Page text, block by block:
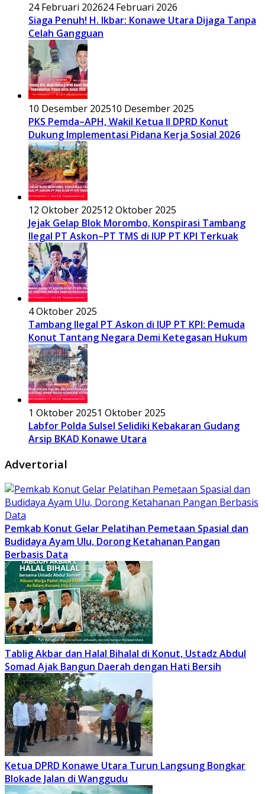
24 Februari 202624 Februari 2026
Siaga Penuh! H. Ikbar: Konawe Utara Dijaga Tanpa
Celah Gangguan
10 Desember 202510 Desember 2025
PKS Pemda–APH, Wakil Ketua II DPRD Konut
Dukung Implementasi Pidana Kerja Sosial 2026
12 Oktober 202512 Oktober 2025
Jejak Gelap Blok Morombo, Konspirasi Tambang
Ilegal PT Askon–PT TMS di IUP PT KPI Terkuak
4 Oktober 2025
Tambang Ilegal PT Askon di IUP PT KPI: Pemuda
Konut Tantang Negara Demi Ketegasan Hukum
1 Oktober 20251 Oktober 2025
Labfor Polda Sulsel Selidiki Kebakaran Gudang
Arsip BKAD Konawe Utara
Advertorial
Pemkab Konut Gelar Pelatihan Pemetaan Spasial dan
Budidaya Ayam Ulu, Dorong Ketahanan Pangan
Berbasis Data
Tablig Akbar dan Halal Bihalal di Konut, Ustadz Abdul
Somad Ajak Bangun Daerah dengan Hati Bersih
Ketua DPRD Konawe Utara Turun Langsung Bongkar
Blokade Jalan di Wanggudu